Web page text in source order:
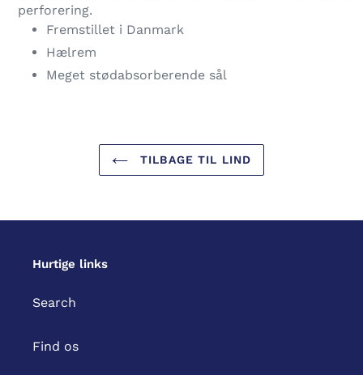
din
indkøbskurv
perforering.
Fremstillet i Danmark
Hælrem
Meget stødabsorberende sål
TILBAGE TIL LIND
Hurtige links
Search
Find os